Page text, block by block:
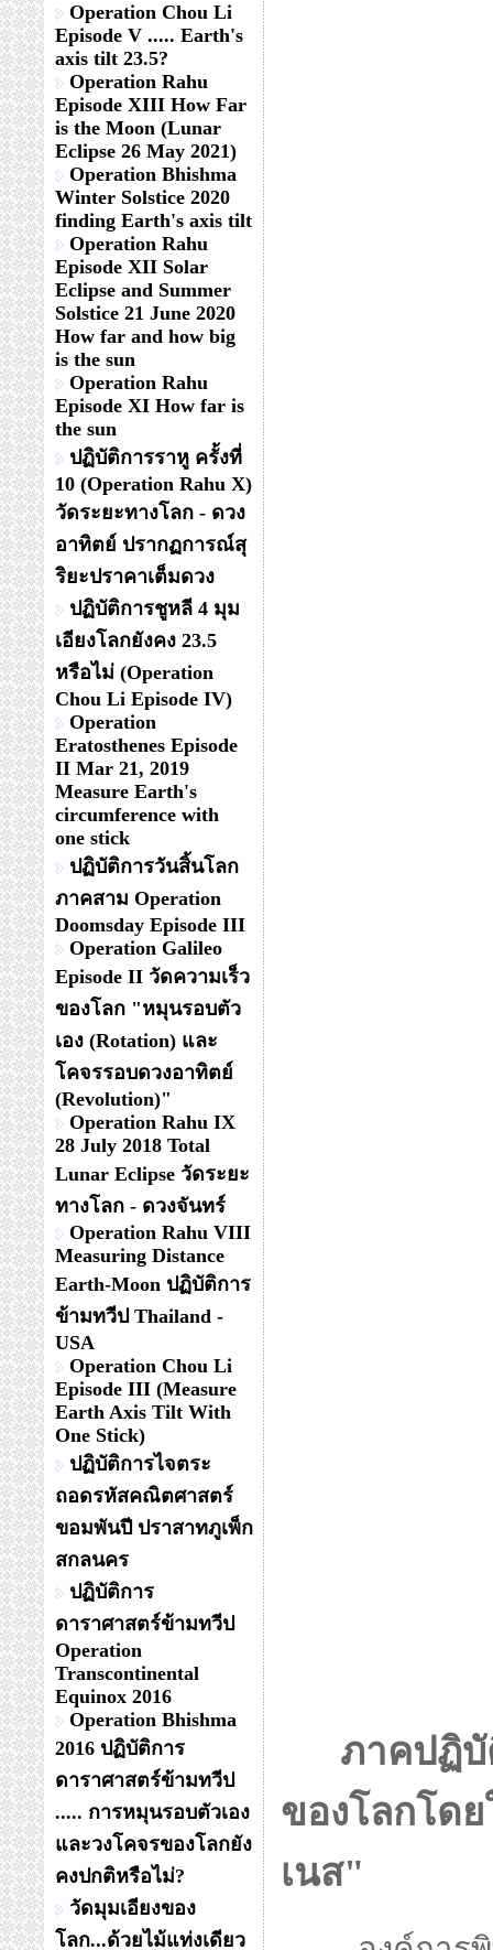
Operation Chou Li
Episode V ..... Earth's
axis tilt 23.5?
Operation Rahu
Episode XIII How Far
is the Moon (Lunar
Eclipse 26 May 2021)
Operation Bhishma
Winter Solstice 2020
finding Earth's axis tilt
Operation Rahu
Episode XII Solar
Eclipse and Summer
Solstice 21 June 2020
How far and how big
is the sun
Operation Rahu
Episode XI How far is
the sun
ปฏิบัติการราหู ครั้งที่
10 (Operation Rahu X)
วัดระยะทางโลก - ดวง
อาทิตย์ ปรากฏการณ์สุ
ริยะปราคาเต็มดวง
ปฏิบัติการชูหลี 4 มุม
เอียงโลกยังคง 23.5
หรือไม่ (Operation
Chou Li Episode IV)
Operation
Eratosthenes Episode
II Mar 21, 2019
Measure Earth's
circumference with
one stick
ปฏิบัติการวันสิ้นโลก
ภาคสาม Operation
Doomsday Episode III
Operation Galileo
Episode II วัดความเร็ว
ของโลก "หมุนรอบตัว
เอง (Rotation) และ
โคจรรอบดวงอาทิตย์
(Revolution)"
Operation Rahu IX
28 July 2018 Total
Lunar Eclipse วัดระยะ
ทางโลก - ดวงจันทร์
Operation Rahu VIII
Measuring Distance
Earth-Moon ปฏิบัติการ
ข้ามทวีป Thailand -
USA
Operation Chou Li
Episode III (Measure
Earth Axis Tilt With
One Stick)
ปฏิบัติการไจตระ
ถอดรหัสคณิตศาสตร์
ขอมพันปี ปราสาทภูเพ็ก
สกลนคร
ปฏิบัติการ
ดาราศาสตร์ข้ามทวีป
Operation
Transcontinental
Equinox 2016
Operation Bhishma
2016 ปฏิบัติการ
ดาราศาสตร์ข้ามทวีป
..... การหมุนรอบตัวเอง
และวงโคจรของโลกยัง
คงปกติหรือไม่?
วัดมุมเอียงของ
โลก...ด้วยไม้แท่งเดียว
ภาคปฏิบัติ
ของโลกโด
เนส"